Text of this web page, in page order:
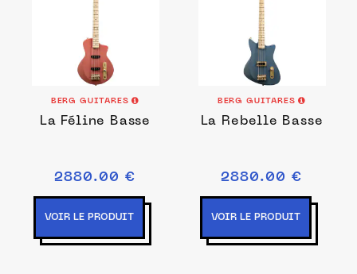
BERG GUITARES
La Féline Basse
2880.00 €
VOIR LE PRODUIT
BERG GUITARES
La Rebelle Basse
2880.00 €
VOIR LE PRODUIT